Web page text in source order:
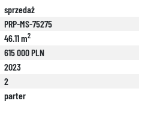
sprzedaż
PRP-MS-75275
46.11 m2
615 000 PLN
2023
2
parter